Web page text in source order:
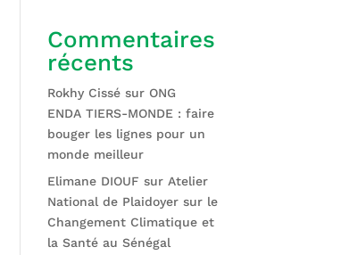
Commentaires
récents
Rokhy Cissé sur ONG
ENDA TIERS-MONDE : faire
bouger les lignes pour un
monde meilleur
Elimane DIOUF surAtelier
National de Plaidoyer sur le
Changement Climatique et
la Santé au Sénégal